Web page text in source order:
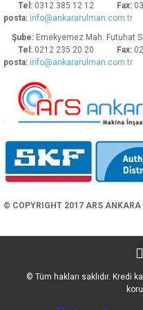
Tel: 0312 385 12 12 Fax:
posta: info@ankararulman.com.tr
Şube: Emekyemez Mah.
Tel: 0212 235 20 20 Fax:
posta: info@ankararulman.com.tr
© COPYRIGHT 2017 ARS
© Tüm hakları saklıdır. Kredi